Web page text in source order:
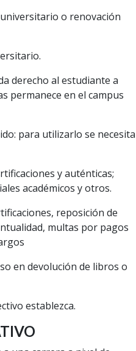
o renovación
derecho al estudiante a
permanece en el campus
para utilizarlo se necesita
y auténticas;
académicos y otros.
reposición de
multas por pagos
en devolución de libros o
establezca.